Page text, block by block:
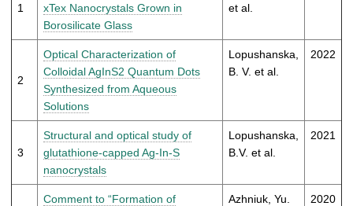
n
1
xTex Nanocrystals Grown in
Borosilicate Glass
et al.
2
Optical Characterization of
Colloidal AgInS2 Quantum Dots
Synthesized from Aqueous
Solutions
Lopushanska,
B. V. et al.
2022
3
Structural and optical study of
glutathione-capped Ag-In-S
nanocrystals
Lopushanska,
B.V. et al.
2021
Comment to “Formation of
Azhniuk, Yu.
2020